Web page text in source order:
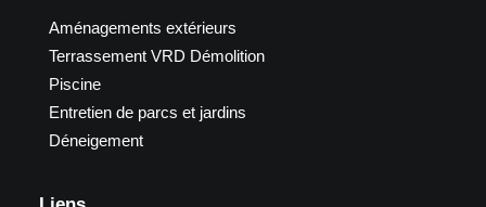
Aménagements extérieurs
Terrassement VRD Démolition
Piscine
Entretien de parcs et jardins
Déneigement